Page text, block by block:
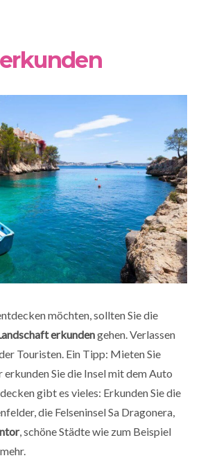
möchten, sollten Sie die
erkundengehen. Verlassen
Touristen. Ein Tipp: Mieten Sie
Sie die Insel mit dem Auto
gibt es vieles: Erkunden Sie die
die Felseninsel Sa Dragonera,
, schöne Städte wie zum Beispiel